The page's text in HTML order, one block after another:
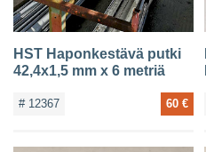
HST Haponkestävä putki
42,4x1,5 mm x 6 metriä
# 12367 60 €